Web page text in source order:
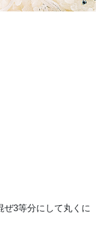
ぜ3等分にして丸くに